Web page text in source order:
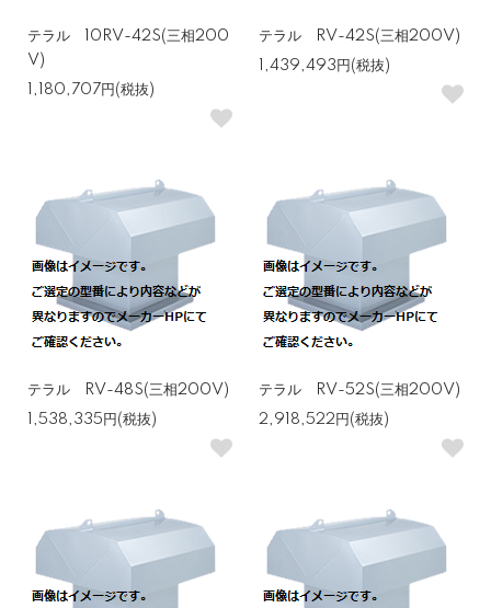
テラル 10RV-42S(三相200
V)
1,180,707円(税抜)
テラル RV-42S(三相200V)
1,439,493円(税抜)
テラル RV-48S(三相200V)
1,538,335円(税抜)
テラル RV-52S(三相200V)
2,918,522円(税抜)